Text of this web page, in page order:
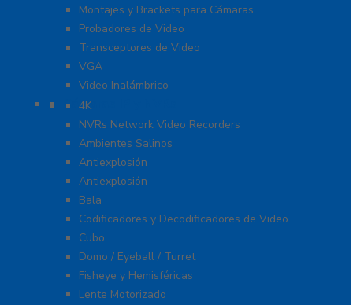
Montajes y Brackets para Cámaras
Probadores de Video
Transceptores de Video
VGA
Video Inalámbrico
Cámaras IP y NVRs
4K
NVRs Network Video Recorders
Ambientes Salinos
Antiexplosión
Antiexplosión
Bala
Codificadores y Decodificadores de Video
Cubo
Domo / Eyeball / Turret
Fisheye y Hemisféricas
Lente Motorizado